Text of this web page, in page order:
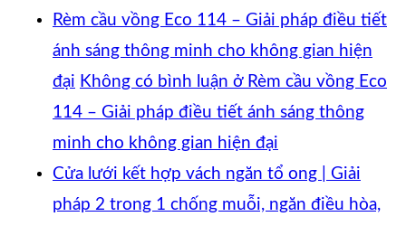
Rèm cầu vồng Eco 114 – Giải pháp điều tiết
ánh sáng thông minh cho không gian hiện
đại Không có bình luận ở Rèm cầu vồng Eco
114 – Giải pháp điều tiết ánh sáng thông
minh cho không gian hiện đại
Cửa lưới kết hợp vách ngăn tổ ong | Giải
pháp 2 trong 1 chống muỗi, ngăn điều hòa,